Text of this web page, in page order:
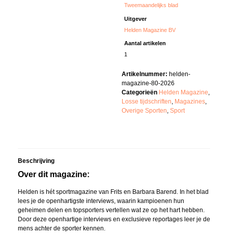
Tweemaandelijks blad
Uitgever
Helden Magazine BV
Aantal artikelen
1
Artikelnummer: helden-
magazine-80-2026
Categorieën Helden Magazine,
Losse tijdschriften, Magazines,
Overige Sporten, Sport
Beschrijving
Over dit magazine:
Helden is hét sportmagazine van Frits en Barbara Barend. In het blad
lees je de openhartigste interviews, waarin kampioenen hun
geheimen delen en topsporters vertellen wat ze op het hart hebben.
Door deze openhartige interviews en exclusieve reportages leer je de
mens achter de sporter kennen.